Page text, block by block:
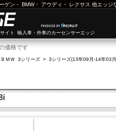
ゲン ・ BMW・ アウディ ・ レクサス 他エッジ
イト 輸入車・外車のカーセンサーエッジ
価格です
ＢＭＷ 3シリーズ > 3シリーズ(13年09月-14年03